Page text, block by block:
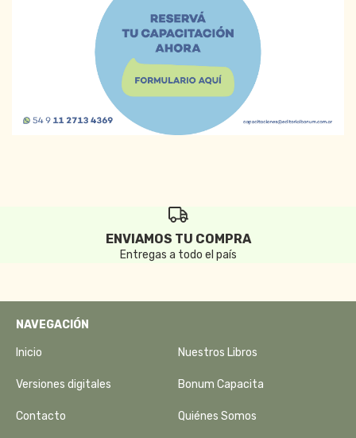
ENVIAMOS TU COMPRA
Entregas a todo el país
NAVEGACIÓN
Inicio Nuestros Libros
Versiones digitales Bonum Capacita
Contacto Quiénes Somos